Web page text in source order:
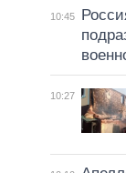
10:45
10:27